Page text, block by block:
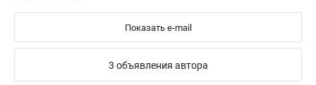
Показать e-mail
3 объявления автора